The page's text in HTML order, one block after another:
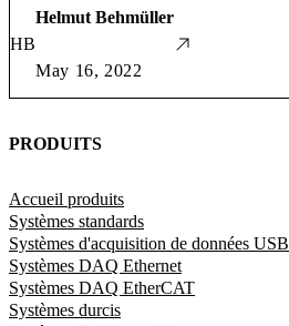
HB
Helmut Behmüller
May 16, 2022
PRODUITS
Accueil produits
Systèmes standards
Systèmes d'acquisition de données USB
Systèmes DAQ Ethernet
Systèmes DAQ EtherCAT
Systèmes durcis